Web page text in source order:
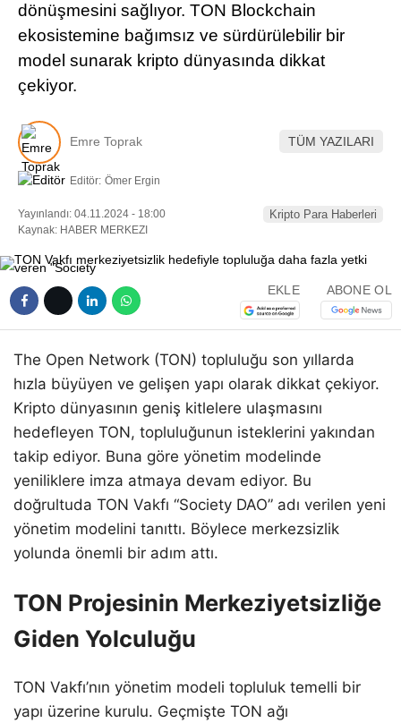
dönüşmesini sağlıyor. TON Blockchain
ekosistemine bağımsız ve sürdürülebilir bir
model sunarak kripto dünyasında dikkat
çekiyor.
Emre Toprak TÜM YAZILARI
Editör: Ömer Ergin
Yayınlandı: 04.11.2024 - 18:00
Kaynak: HABER MERKEZI
Kripto Para Haberleri
EKLE ABONE OL
The Open Network (TON) topluluğu son yıllarda
hızla büyüyen ve gelişen yapı olarak dikkat çekiyor.
Kripto dünyasının geniş kitlelere ulaşmasını
hedefleyen TON, topluluğunun isteklerini yakından
takip ediyor. Buna göre yönetim modelinde
yeniliklere imza atmaya devam ediyor. Bu
doğrultuda TON Vakfı “Society DAO” adı verilen yeni
yönetim modelini tanıttı. Böylece merkezsizlik
yolunda önemli bir adım attı.
TON Projesinin Merkeziyetsizliğe
Giden Yolculuğu
TON Vakfı’nın yönetim modeli topluluk temelli bir
yapı üzerine kurulu. Geçmişte TON ağı